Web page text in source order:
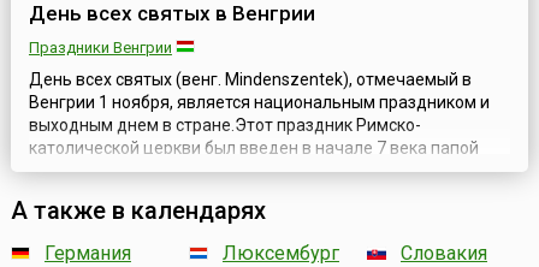
День всех святых в Венгрии
Праздники Венгрии
День всех святых (венг. Mindenszentek), отмечаемый в
Венгрии 1 ноября, является национальным праздником и
выходным днем в стране.Этот праздник Римско-
католической церкви был введен в начале 7 века папой
Бонифацием IV в честь тех святых, у кого нет собственного
канонизированных официально, так и оставшихся для
А также в календарях
Германия
Люксембург
Словакия